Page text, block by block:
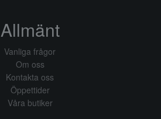
Allmänt
Vanliga frågor
Om oss
Kontakta oss
Öppettider
Våra butiker